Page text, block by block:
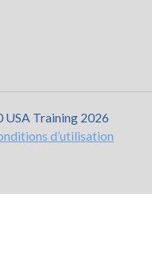
USA Training 2026
d’utilisation